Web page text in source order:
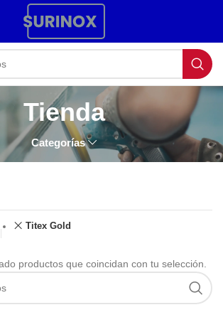
Tienda
Categorías
Titex Gold
productos que coincidan con tu selección.